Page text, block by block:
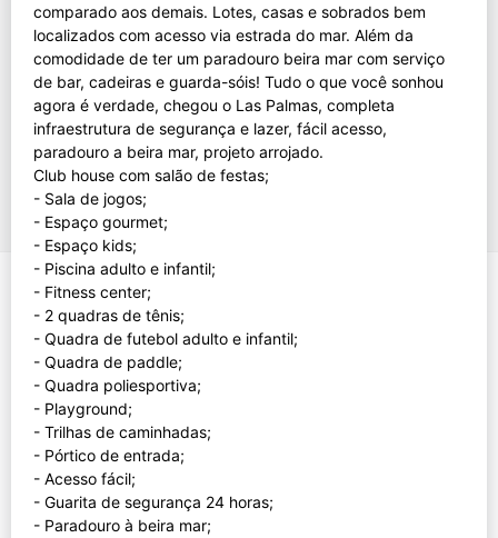
comparado aos demais. Lotes, casas e sobrados bem
localizados com acesso via estrada do mar. Além da
comodidade de ter um paradouro beira mar com serviço
de bar, cadeiras e guarda-sóis! Tudo o que você sonhou
agora é verdade, chegou o Las Palmas, completa
infraestrutura de segurança e lazer, fácil acesso,
paradouro a beira mar, projeto arrojado.
Club house com salão de festas;
- Sala de jogos;
- Espaço gourmet;
- Espaço kids;
- Piscina adulto e infantil;
- Fitness center;
- 2 quadras de tênis;
- Quadra de futebol adulto e infantil;
- Quadra de paddle;
- Quadra poliesportiva;
- Playground;
- Trilhas de caminhadas;
- Pórtico de entrada;
- Acesso fácil;
- Guarita de segurança 24 horas;
- Paradouro à beira mar;